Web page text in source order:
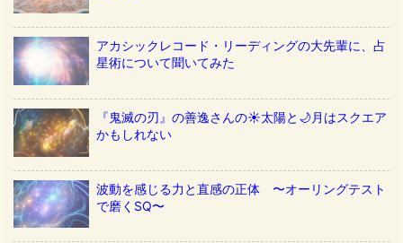
アカシックレコード・リーディングの大先輩に、占
星術について聞いてみた
『鬼滅の刃』の善逸さんの☀️太陽と🌙月はスクエア
かもしれない
波動を感じる力と直感の正体 〜オーリングテスト
で磨くSQ〜